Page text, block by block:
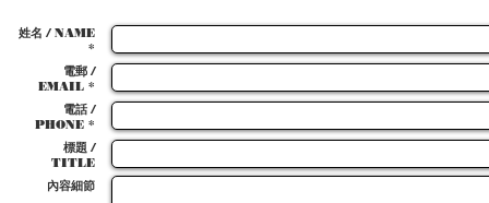
姓名 / NAME
*
電郵 /
EMAIL *
電話 /
PHONE *
標題 /
TITLE
內容細節